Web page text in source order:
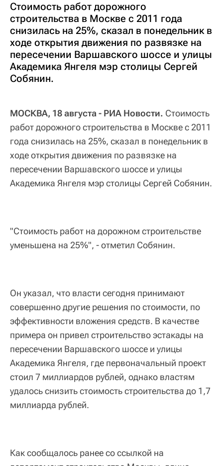
Стоимость работ дорожного
строительства в Москве с 2011 года
снизилась на 25%, сказал в понедельник в
ходе открытия движения по развязке на
пересечении Варшавского шоссе и улицы
Академика Янгеля мэр столицы Сергей
Собянин.
МОСКВА, 18 августа - РИА Новости. Стоимость
работ дорожного строительства в Москве с 2011
года снизилась на 25%, сказал в понедельник в
ходе открытия движения по развязке на
пересечении Варшавского шоссе и улицы
Академика Янгеля мэр столицы Сергей Собянин.
"Стоимость работ на дорожном строительстве
уменьшена на 25%", - отметил Собянин.
Он указал, что власти сегодня принимают
совершенно другие решения по стоимости, по
эффективности вложения средств. В качестве
примера он привел строительство эстакады на
пересечении Варшавского шоссе и улицы
Академика Янгеля, где первоначальный проект
стоил 7 миллиардов рублей, однако властям
удалось снизить стоимость строительства до 1,7
миллиарда рублей.
Как сообщалось ранее со ссылкой на